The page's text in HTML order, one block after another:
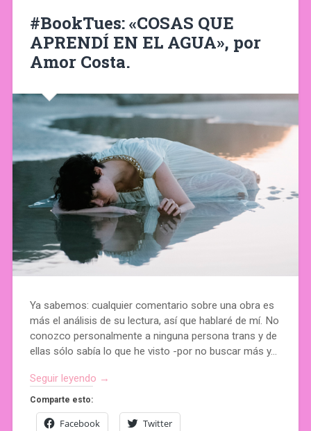
#BookTues: «COSAS QUE
APRENDÍ EN EL AGUA», por
Amor Costa.
Ya sabemos: cualquier comentario sobre una obra es
más el análisis de su lectura, así que hablaré de mí. No
conozco personalmente a ninguna persona trans y de
ellas sólo sabía lo que he visto -por no buscar más y…
Seguir leyendo →
Comparte esto:
Facebook Twitter